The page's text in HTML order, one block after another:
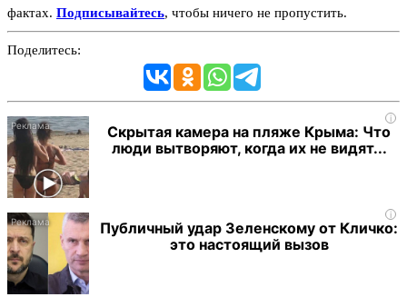
фактах. Подписывайтесь, чтобы ничего не пропустить.
Поделитесь:
i
Скрытая камера на пляже Крыма: Что
люди вытворяют, когда их не видят...
i
Публичный удар Зеленскому от Кличко:
это настоящий вызов